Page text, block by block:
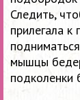
Следить,
прилегала к
мышцы
подколенки